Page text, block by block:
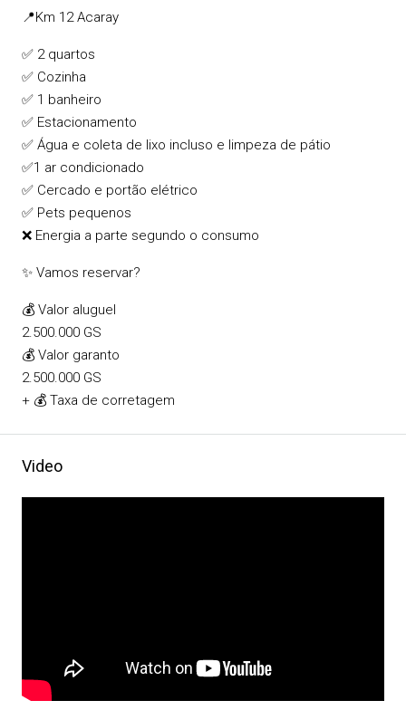
📍Km 12 Acaray
✅ 2 quartos
✅ Cozinha
✅ 1 banheiro
✅ Estacionamento
✅ Água e coleta de lixo incluso e limpeza de pátio
✅1 ar condicionado
✅ Cercado e portão elétrico
✅ Pets pequenos
❌ Energia a parte segundo o consumo
✨ Vamos reservar?
💰 Valor aluguel
2.500.000 GS
💰 Valor garanto
2.500.000 GS
+ 💰 Taxa de corretagem
Video